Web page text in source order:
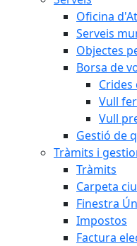
Oficina
Serveis
Objectes
Borsa de
Vull
Vull
Gestió de
Tràmits i
Tràmits
Carpeta
Finestra
Impostos
Factura